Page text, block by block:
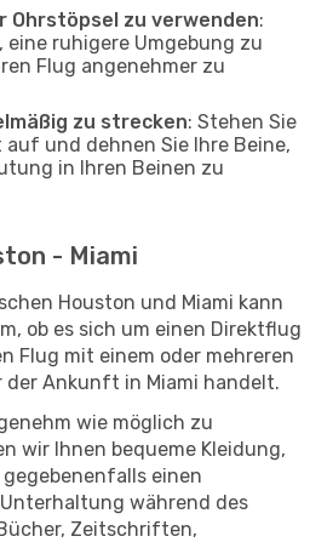
Ohrstöpsel zu verwenden:
eine ruhigere Umgebung zu
Flug angenehmer zu
zu strecken: Stehen Sie
und dehnen Sie Ihre Beine,
in Ihren Beinen zu
- Miami
Houston und Miami kann
ob es sich um einen Direktflug
Flug mit einem oder mehreren
der Ankunft in Miami handelt.
wie möglich zu
wir Ihnen bequeme Kleidung,
einen
während des
Zeitschriften,